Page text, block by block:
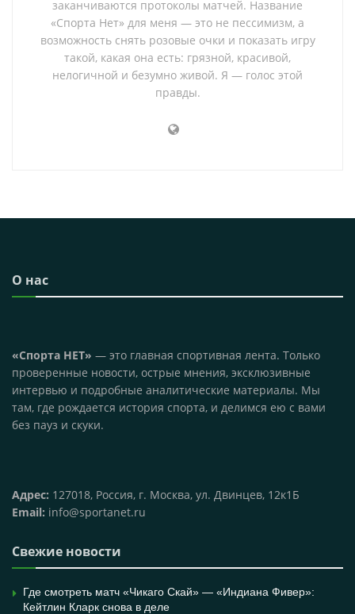
заканчиваются протоколы матчей. Название
«Спорта Нет» для меня — это не пессимизм, а
возможность снять розовые очки и показать игру
такой, какая она есть: грязной, красивой,
нелогичной и безумно живой. Я — голос этой
правды.
О нас
«Спорта НЕТ» — это главная спортивная лента. Только
проверенные новости, острые мнения, эксклюзивные
интервью и подробные аналитические материалы. Мы
там, где рождается история спорта, и делимся ею с вами
без пауз и скуки.
Адрес: 127018, Россия, г. Москва, ул. Двинцев, 12к1Б
Email: info@sportanet.ru
Свежие новости
Где смотреть матч «Чикаго Скай» — «Индиана Фивер»:
Кейтлин Кларк снова в деле